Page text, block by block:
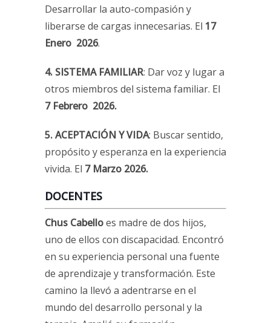
Desarrollar la auto-compasión y
liberarse de cargas innecesarias. El 17
Enero 2026.
4. SISTEMA FAMILIAR: Dar voz y lugar a
otros miembros del sistema familiar. El
7 Febrero 2026.
5. ACEPTACIÓN Y VIDA: Buscar sentido,
propósito y esperanza en la experiencia
vivida. El 7 Marzo 2026.
DOCENTES
Chus Cabelloes madre de dos hijos,
uno de ellos con discapacidad. Encontró
en su experiencia personal una fuente
de aprendizaje y transformación. Este
camino la llevó a adentrarse en el
mundo del desarrollo personal y la